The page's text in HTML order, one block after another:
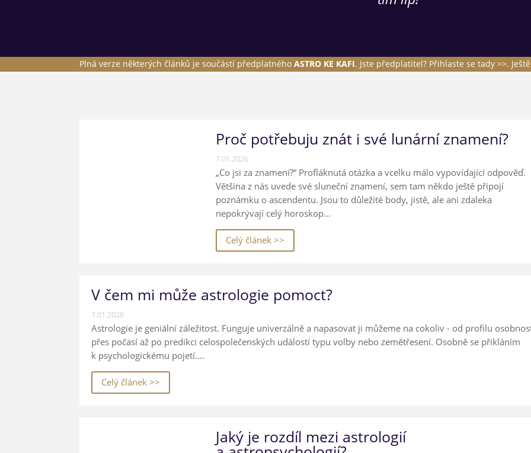
Plná verze některých článků je součástí předplatnéhoASTRO KE KAFI. Jste předplatitel? Přihlaste se tady >>.
Proč potřebuju znát i své lunární znamení?
7.01.2026
„Co jsi za znamení?“ Profláknutá otázka a vcelku málo vypovídající odpověď.
Většina z nás uvede své sluneční znamení, sem tam někdo ještě připojí
poznámku o ascendentu. Jsou to důležité body, jistě, ale ani zdaleka
nepokrývají celý horoskop...
Celý článek >>
V čem mi může astrologie pomoct?
7.01.2026
Astrologie je geniální záležitost. Funguje univerzálně a napasovat ji můžeme na cokoliv - od profilu
přes počasí až po predikci celospolečenských událostí typu volby nebo zemětřesení. Osobně se přikláním
k psychologickému pojetí....
Celý článek >>
Jaký je rozdíl mezi astrologií